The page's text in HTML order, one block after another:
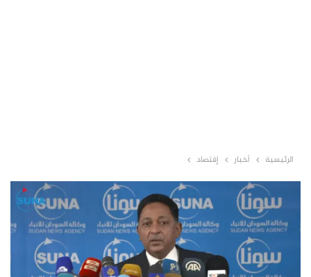
الرئيسية أخبار إقتصاد